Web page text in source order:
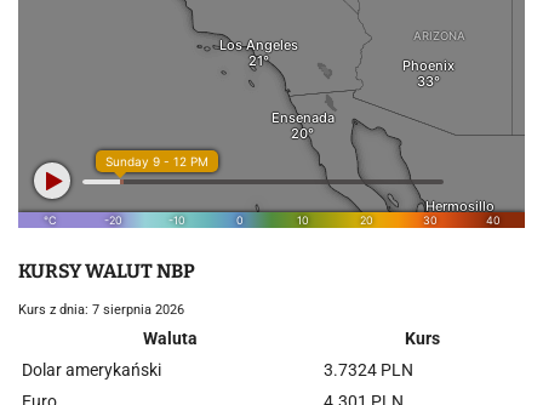
KURSY WALUT NBP
Kurs z dnia: 7 sierpnia 2026
Waluta
Kurs
Dolar amerykański
3.7324 PLN